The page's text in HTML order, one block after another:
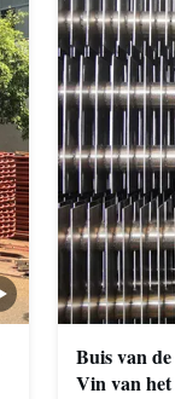
Buis van
Vin van het